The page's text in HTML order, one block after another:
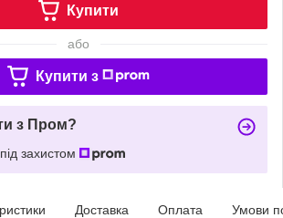
Купити
або
Купити з
з Пром?
захистом
Доставка Оплата Умови